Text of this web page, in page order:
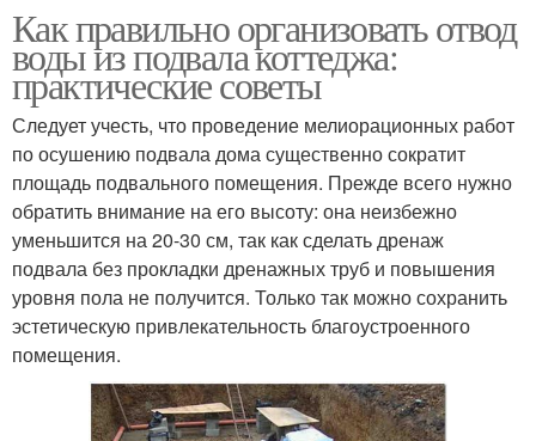
Как правильно организовать отвод
воды из подвала коттеджа:
практические советы
Следует учесть, что проведение мелиорационных работ
по осушению подвала дома существенно сократит
площадь подвального помещения. Прежде всего нужно
обратить внимание на его высоту: она неизбежно
уменьшится на 20-30 см, так как сделать дренаж
подвала без прокладки дренажных труб и повышения
уровня пола не получится. Только так можно сохранить
эстетическую привлекательность благоустроенного
помещения.